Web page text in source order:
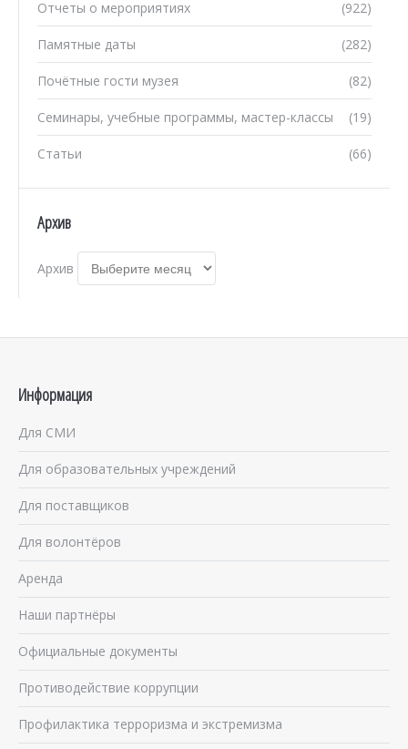
(922)
Отчеты о мероприятиях
(282)
Памятные даты
(82)
Почётные гости музея
(19)
Семинары, учебные программы, мастер-классы
(66)
Статьи
Архив
Архив
Информация
Для СМИ
Для образовательных учреждений
Для поставщиков
Для волонтёров
Аренда
Наши партнёры
Официальные документы
Противодействие коррупции
Профилактика терроризма и экстремизма